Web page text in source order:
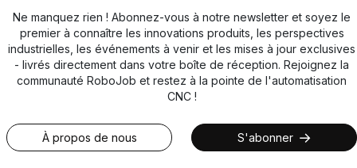
Ne manquez rien ! Abonnez-vous à notre newsletter et soyez le
premier à connaître les innovations produits, les perspectives
industrielles, les événements à venir et les mises à jour exclusives
- livrés directement dans votre boîte de réception. Rejoignez la
communauté RoboJob et restez à la pointe de l'automatisation
CNC !
À propos de nous S'abonner